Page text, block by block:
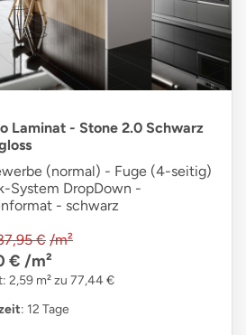
Laminat - Stone 2.0 Schwarz
(normal) - Fuge (4-seitig)
System DropDown -
- schwarz
€ /m²
€ /m²
2,59 m² zu 77,44 €
: 12 Tage